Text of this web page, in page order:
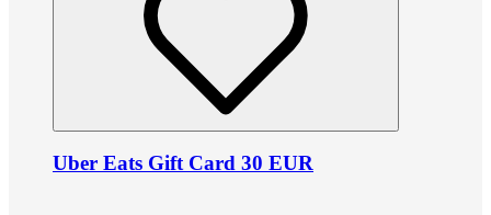
Uber Eats Gift Card 30 EUR